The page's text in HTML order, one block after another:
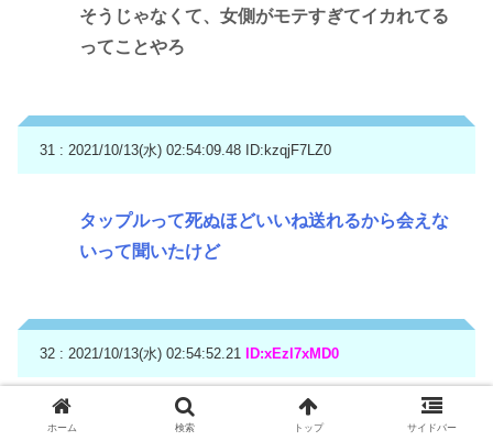
そうじゃなくて、女側がモテすぎてイカれてる
ってことやろ
31 : 2021/10/13(水) 02:54:09.48 ID:kzqjF7LZ0
タップルって死ぬほどいいね送れるから会えな
いって聞いたけど
32 : 2021/10/13(水) 02:54:52.21 ID:xEzl7xMD0
ホーム 検索 トップ サイドバー